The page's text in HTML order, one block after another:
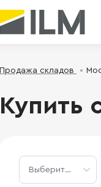
Продажа складов
Купить